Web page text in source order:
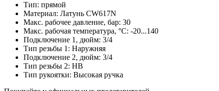
Тип: прямой
Материал: Латунь CW617N
Макс. рабочее давление, бар: 30
Макс. рабочая температура, °С: -20...140
Подключение 1, дюйм: 3/4
Тип резьбы 1: Наружняя
Подключение 2, дюйм: 3/4
Тип резьбы 2: НВ
Тип рукоятки: Высокая ручка